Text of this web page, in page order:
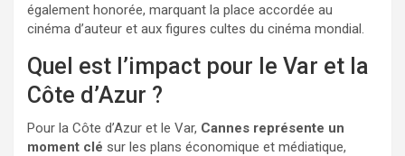
également honorée, marquant la place accordée au
cinéma d’auteur et aux figures cultes du cinéma mondial.
Quel est l’impact pour le Var et la
Côte d’Azur ?
Pour la Côte d’Azur et le Var, Cannes représente un
moment clé sur les plans économique et médiatique,